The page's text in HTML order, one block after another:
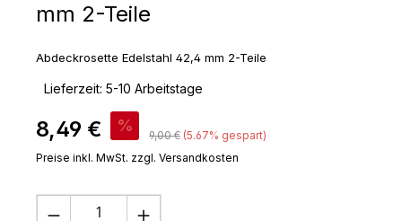
mm 2-Teile
Abdeckrosette Edelstahl 42,4 mm 2-Teile
Lieferzeit: 5-10 Arbeitstage
Verkaufspreis:
8,49 € % Regulärer Preis:
9,00 € (5.67% gespart)
Preise inkl. MwSt. zzgl. Versandkosten
Produkt Anzahl: Gib den